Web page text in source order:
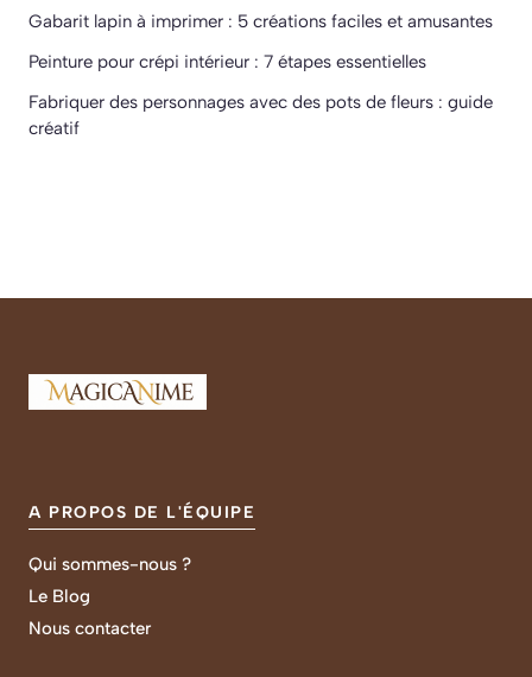
Gabarit lapin à imprimer : 5 créations faciles et amusantes
Peinture pour crépi intérieur : 7 étapes essentielles
Fabriquer des personnages avec des pots de fleurs : guide
créatif
A PROPOS DE L'ÉQUIPE
Qui sommes-nous ?
Le Blog
Nous contacter